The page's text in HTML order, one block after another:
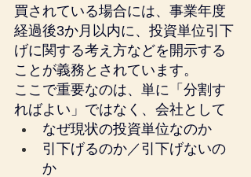
買されている場合には、事業年度
経過後3か月以内に、投資単位引下
げに関する考え方などを開示する
ことが義務とされています。
ここで重要なのは、単に「分割す
ればよい」ではなく、会社として
なぜ現状の投資単位なのか
引下げるのか／引下げないの
か